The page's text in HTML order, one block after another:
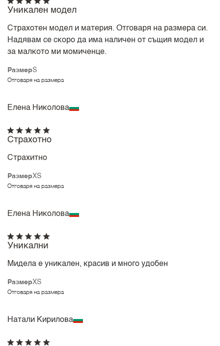
РазмерS
Отговаря на размера
Уникален модел
Страхотен модел и материя. Отговаря на размера си.
Надявам се скоро да има наличен от същия модел и
за малкото ми момиченце.
Елена Николова
РазмерXS
Отговаря на размера
Страхотно
Страхитно
Елена Николова
РазмерXS
Отговаря на размера
Уникални
Мидела е уникален, красив и много удобен
Натали Кирилова